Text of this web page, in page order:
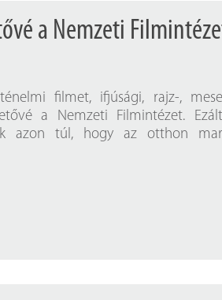
a Nemzeti
filmet, ifjúsági, rajz-,
vé a Nemzeti Filmintézet.
azon túl, hogy az otthon